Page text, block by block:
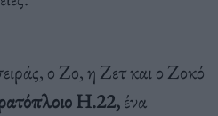
ο Ζο, η Ζετ και ο Ζοκό
Η.22,ένα